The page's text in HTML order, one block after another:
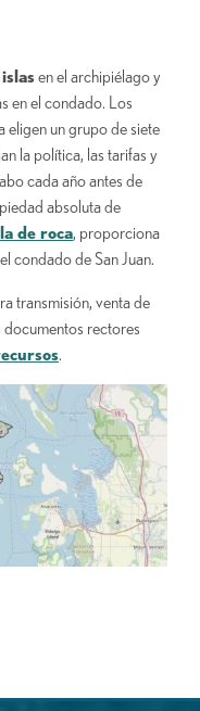
en el archipiélago y
en el condado. Los
un grupo de siete
la política, las tarifas y
cada año antes de
absoluta de
de roca, proporciona
condado de San Juan.
transmisión, venta de
rectores
.